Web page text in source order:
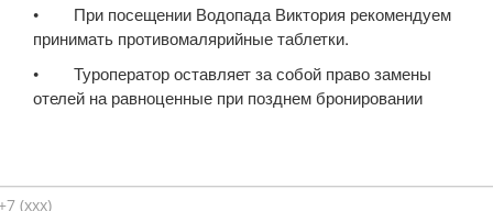
• При посещении Водопада Виктория рекомендуем
принимать противомалярийные таблетки.
• Туроператор оставляет за собой право замены
отелей на равноценные при позднем бронировании